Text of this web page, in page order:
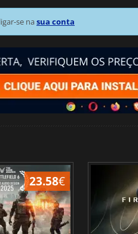
se nasua conta
23.58€